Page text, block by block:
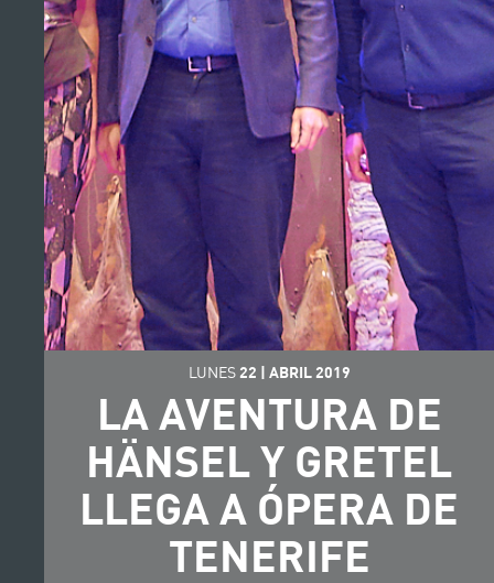
LUNES 22 | ABRIL 2019
LA AVENTURA DE
HÄNSEL Y GRETEL
LLEGA A ÓPERA DE
TENERIFE